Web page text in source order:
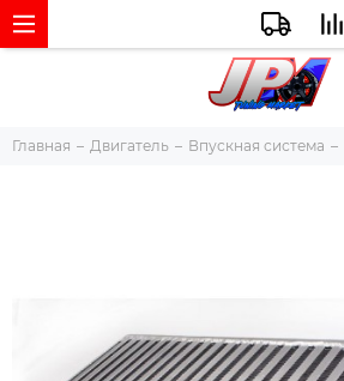
Главная Двигатель Впускная система